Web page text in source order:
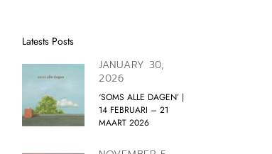
Latests Posts
JANUARY 30,
2026
‘SOMS ALLE DAGEN’ |
14 FEBRUARI – 21
MAART 2026